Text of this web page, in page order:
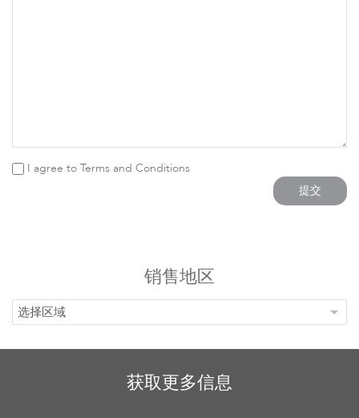
配件
软件
I agree to Terms and Conditions
提交
销售地区
选择区域
获取更多信息